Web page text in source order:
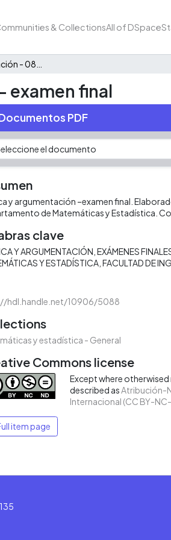
& CollectionsAll of DSpace
examen final
PDF
y argumentación –examen final.
de Matemáticas y Estadística.
clave
Y ARGUMENTACIÓN EXÁMENES
Y ESTADÍSTICA FACULTAD DE
hdl.handle.net/10906/5088
y estadística - General
Commons license
Except where
described as Atribución-
Internacional (CC BY-
item page